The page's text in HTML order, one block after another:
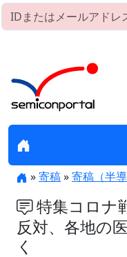
»寄稿»寄稿（半導
特集コロナ
反対、各地の
く